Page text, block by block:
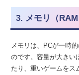
3. メモリ（
メモリは、PCが一時
のです。容量が大きい
たり、重いゲームをス